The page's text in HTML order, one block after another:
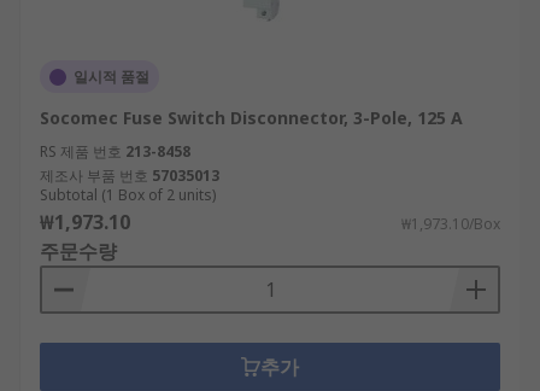
일시적 품절
Socomec Fuse Switch Disconnector, 3-Pole, 125 A
RS 제품 번호 213-8458
제조사 부품 번호 57035013
Subtotal (1 Box of 2 units)
₩1,973.10 ₩1,973.10/Box
주문수량
추가